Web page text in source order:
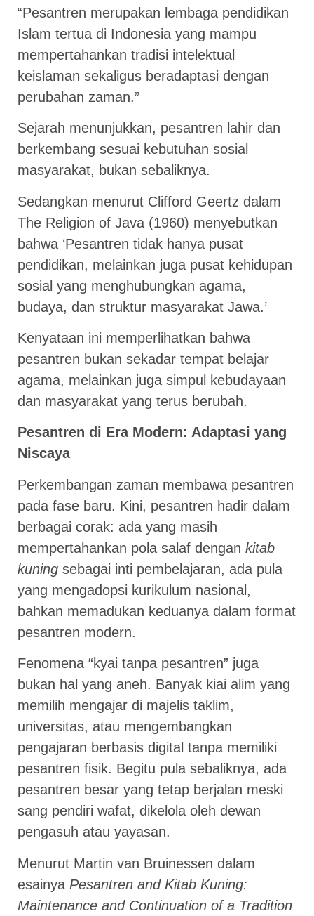
“Pesantren merupakan lembaga pendidikan
Islam tertua di Indonesia yang mampu
mempertahankan tradisi intelektual
keislaman sekaligus beradaptasi dengan
perubahan zaman.”
Sejarah menunjukkan, pesantren lahir dan
berkembang sesuai kebutuhan sosial
masyarakat, bukan sebaliknya.
Sedangkan menurut Clifford Geertz dalam
The Religion of Java (1960) menyebutkan
bahwa ‘Pesantren tidak hanya pusat
pendidikan, melainkan juga pusat kehidupan
sosial yang menghubungkan agama,
budaya, dan struktur masyarakat Jawa.’
Kenyataan ini memperlihatkan bahwa
pesantren bukan sekadar tempat belajar
agama, melainkan juga simpul kebudayaan
dan masyarakat yang terus berubah.
Pesantren di Era Modern: Adaptasi yang
Niscaya
Perkembangan zaman membawa pesantren
pada fase baru. Kini, pesantren hadir dalam
berbagai corak: ada yang masih
mempertahankan pola salaf dengan kitab
kuning sebagai inti pembelajaran, ada pula
yang mengadopsi kurikulum nasional,
bahkan memadukan keduanya dalam format
pesantren modern.
Fenomena “kyai tanpa pesantren” juga
bukan hal yang aneh. Banyak kiai alim yang
memilih mengajar di majelis taklim,
universitas, atau mengembangkan
pengajaran berbasis digital tanpa memiliki
pesantren fisik. Begitu pula sebaliknya, ada
pesantren besar yang tetap berjalan meski
sang pendiri wafat, dikelola oleh dewan
pengasuh atau yayasan.
Menurut Martin van Bruinessen dalam
esainya Pesantren and Kitab Kuning:
Maintenance and Continuation of a Tradition